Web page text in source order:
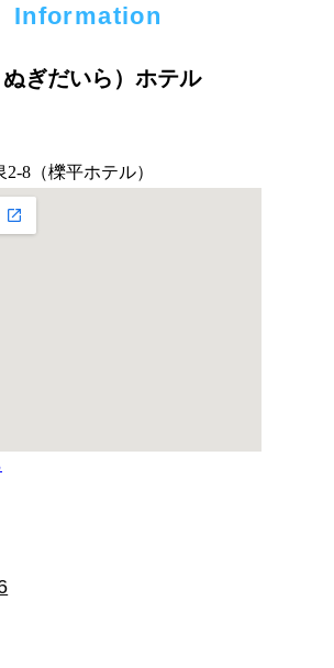
Information
ぎだいら）ホテル